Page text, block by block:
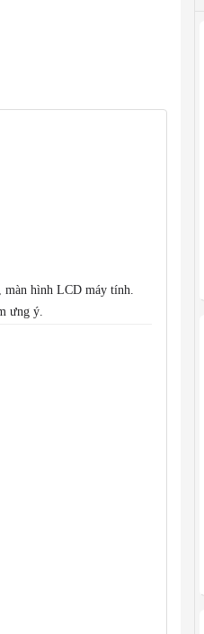
màn hình LCD máy tính.
ưng ý.